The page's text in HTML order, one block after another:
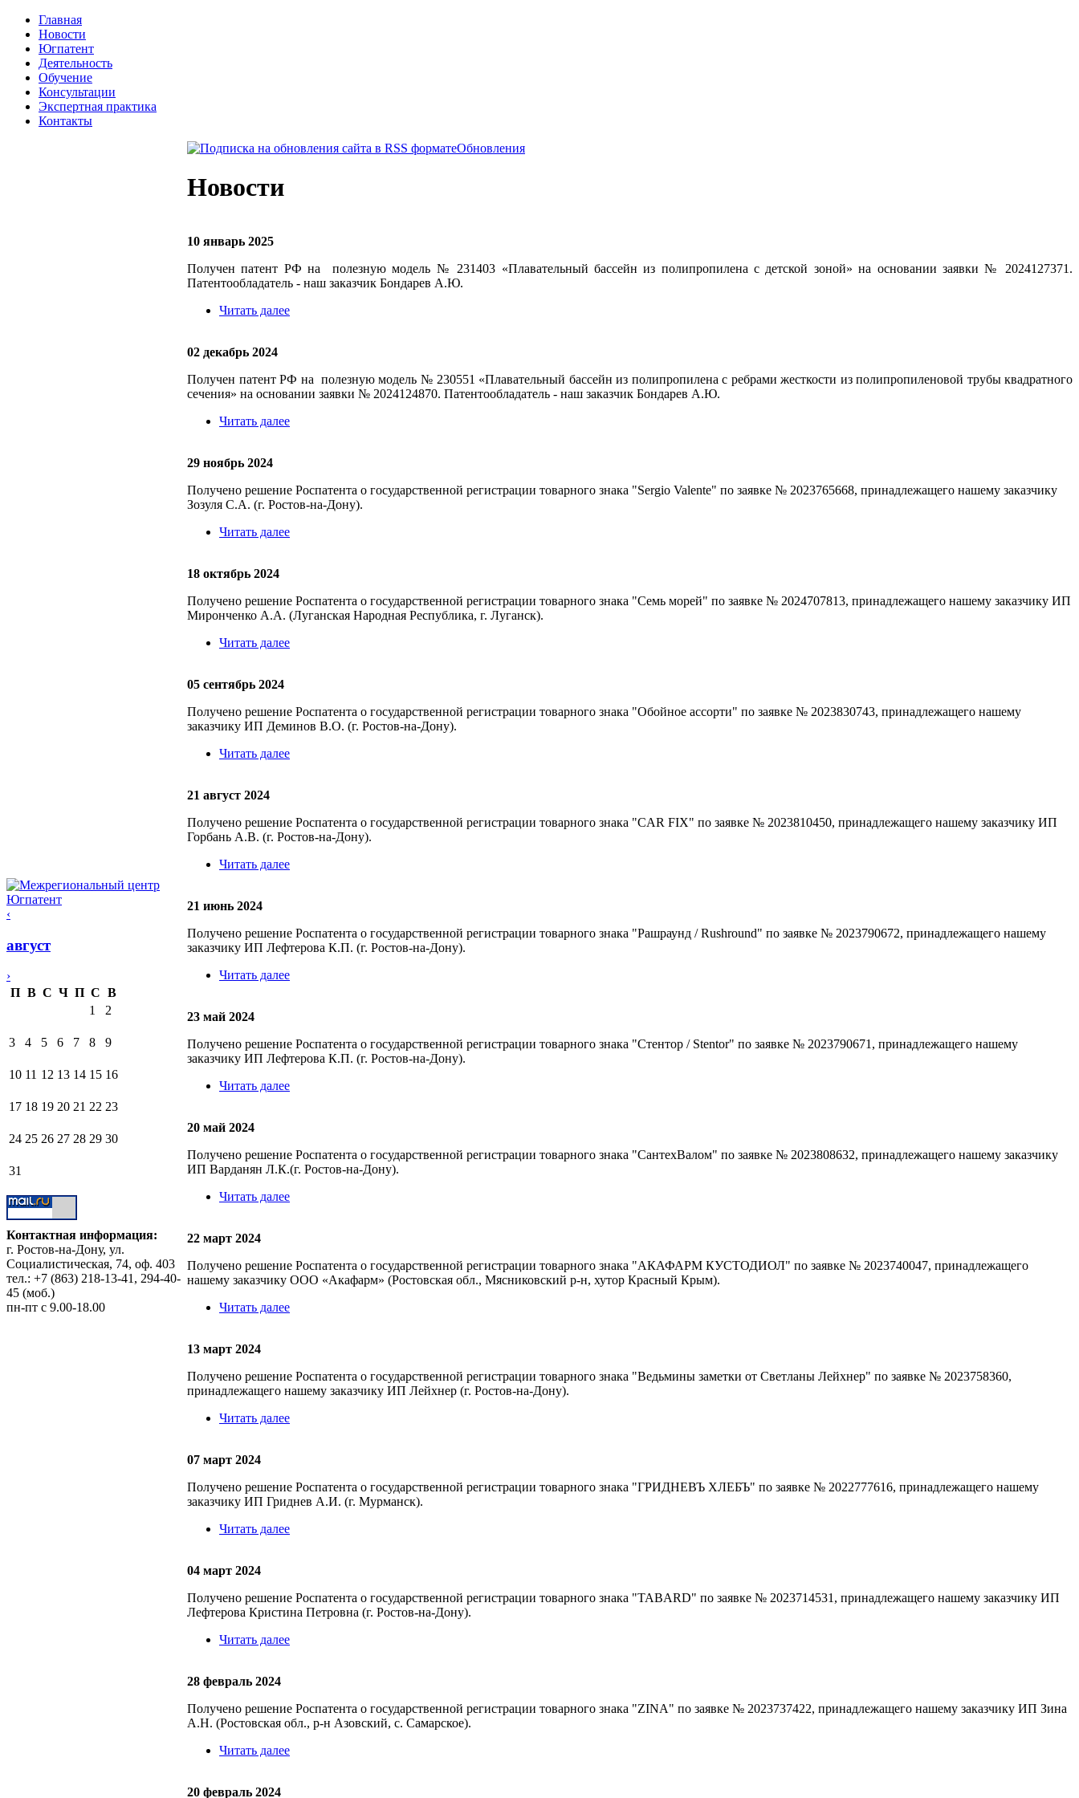
Главная
Новости
Югпатент
Деятельность
Обучение
Консультации
Экспертная практика
Контакты
‹
август
›
П В С Ч П С В
1
2
3 4 5 6 7 8 9
10 11 12 13 14 15 16
17 18 19 20 21 22 23
24 25 26 27 28 29 30
31
Контактная информация:
г. Ростов-на-Дону, ул.
Социалистическая, 74, оф. 403
тел.: +7 (863) 218-13-41, 294-40-
45 (моб.)
пн-пт с 9.00-18.00
Обновления
Новости
10 январь 2025
Получен патент РФ на полезную модель № 231403 «Плавательный бассейн из полипропилена с детской зоной» на основании заявки № 2024127371.
Патентообладатель - наш заказчик Бондарев А.Ю.
Читать далее
02 декабрь 2024
Получен патент РФ на полезную модель № 230551 «Плавательный бассейн из полипропилена с ребрами жесткости из полипропиленовой трубы квадратного
сечения» на основании заявки № 2024124870. Патентообладатель - наш заказчик Бондарев А.Ю.
Читать далее
29 ноябрь 2024
Получено решение Роспатента о государственной регистрации товарного знака "Sergio Valente" по заявке № 2023765668, принадлежащего нашему заказчику
Зозуля С.А. (г. Ростов-на-Дону).
Читать далее
18 октябрь 2024
Получено решение Роспатента о государственной регистрации товарного знака "Семь морей" по заявке № 2024707813, принадлежащего нашему заказчику ИП
Миронченко А.А. (Луганская Народная Республика, г. Луганск).
Читать далее
05 сентябрь 2024
Получено решение Роспатента о государственной регистрации товарного знака "Обойное ассорти" по заявке № 2023830743, принадлежащего нашему
заказчику ИП Деминов В.О. (г. Ростов-на-Дону).
Читать далее
21 август 2024
Получено решение Роспатента о государственной регистрации товарного знака "CAR FIX" по заявке № 2023810450, принадлежащего нашему заказчику ИП
Горбань А.В. (г. Ростов-на-Дону).
Читать далее
21 июнь 2024
Получено решение Роспатента о государственной регистрации товарного знака "Рашраунд / Rushround" по заявке № 2023790672, принадлежащего нашему
заказчику ИП Лефтерова К.П. (г. Ростов-на-Дону).
Читать далее
23 май 2024
Получено решение Роспатента о государственной регистрации товарного знака "Стентор / Stentor" по заявке № 2023790671, принадлежащего нашему
заказчику ИП Лефтерова К.П. (г. Ростов-на-Дону).
Читать далее
20 май 2024
Получено решение Роспатента о государственной регистрации товарного знака "СантехВалом" по заявке № 2023808632, принадлежащего нашему заказчику
ИП Варданян Л.К.(г. Ростов-на-Дону).
Читать далее
22 март 2024
Получено решение Роспатента о государственной регистрации товарного знака "АКАФАРМ КУСТОДИОЛ" по заявке № 2023740047, принадлежащего
нашему заказчику ООО «Акафарм» (Ростовская обл., Мясниковский р-н, хутор Красный Крым).
Читать далее
13 март 2024
Получено решение Роспатента о государственной регистрации товарного знака "Ведьмины заметки от Светланы Лейхнер" по заявке № 2023758360,
принадлежащего нашему заказчику ИП Лейхнер (г. Ростов-на-Дону).
Читать далее
07 март 2024
Получено решение Роспатента о государственной регистрации товарного знака "ГРИДНЕВЪ ХЛЕБЪ" по заявке № 2022777616, принадлежащего нашему
заказчику ИП Гриднев А.И. (г. Мурманск).
Читать далее
04 март 2024
Получено решение Роспатента о государственной регистрации товарного знака "TABARD" по заявке № 2023714531, принадлежащего нашему заказчику ИП
Лефтерова Кристина Петровна (г. Ростов-на-Дону).
Читать далее
28 февраль 2024
Получено решение Роспатента о государственной регистрации товарного знака "ZINA" по заявке № 2023737422, принадлежащего нашему заказчику ИП Зина
А.Н. (Ростовская обл., р-н Азовский, с. Самарское).
Читать далее
20 февраль 2024